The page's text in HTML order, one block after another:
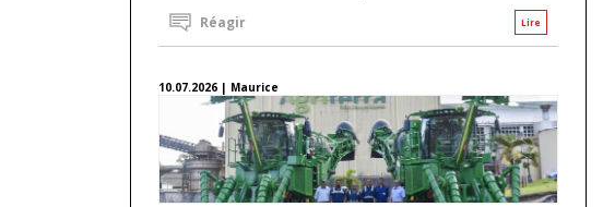
Lire
Réagir
10.07.2026 | Maurice